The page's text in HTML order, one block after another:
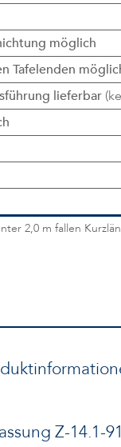
möglich
Tafelenden
lieferbar
2,0 m fallen
Z-14.1-